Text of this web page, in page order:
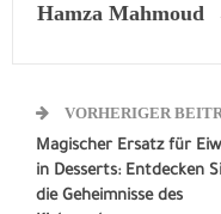
Hamza Mahmoud
VORHERIGER
Magischer Ersatz für
in Desserts: Entdecken
die Geheimnisse des